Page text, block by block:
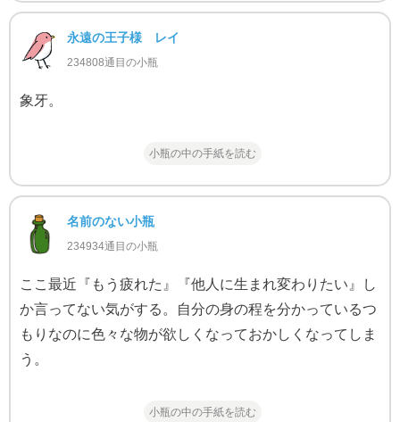
永遠の王子様 レイ
234808通目の小瓶
象牙。
小瓶の中の手紙を読む
名前のない小瓶
234934通目の小瓶
ここ最近『もう疲れた』『他人に生まれ変わりたい』し
か言ってない気がする。自分の身の程を分かっているつ
もりなのに色々な物が欲しくなっておかしくなってしま
う。
小瓶の中の手紙を読む